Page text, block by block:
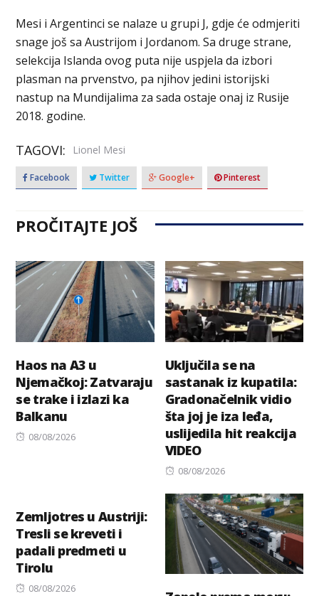
Mesi i Argentinci se nalaze u grupi J, gdje će odmjeriti
snage još sa Austrijom i Jordanom. Sa druge strane,
selekcija Islanda ovog puta nije uspjela da izbori
plasman na prvenstvo, pa njihov jedini istorijski
nastup na Mundijalima za sada ostaje onaj iz Rusije
2018. godine.
TAGOVI: Lionel Mesi
Facebook Twitter Google+ Pinterest
PROČITAJTE JOŠ
Haos na A3 u
Njemačkoj: Zatvaraju
se trake i izlazi ka
Balkanu
Posted
08/08/2026
Uključila se na
sastanak iz kupatila:
Gradonačelnik vidio
šta joj je iza leđa,
uslijedila hit reakcija
VIDEO
Posted
08/08/2026
Zemljotres u Austriji:
Tresli se kreveti i
padali predmeti u
Tirolu
Posted
08/08/2026